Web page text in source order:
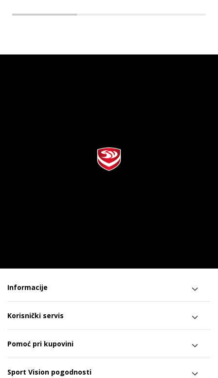
Informacije
Korisnički servis
Pomoć pri kupovini
Sport Vision pogodnosti